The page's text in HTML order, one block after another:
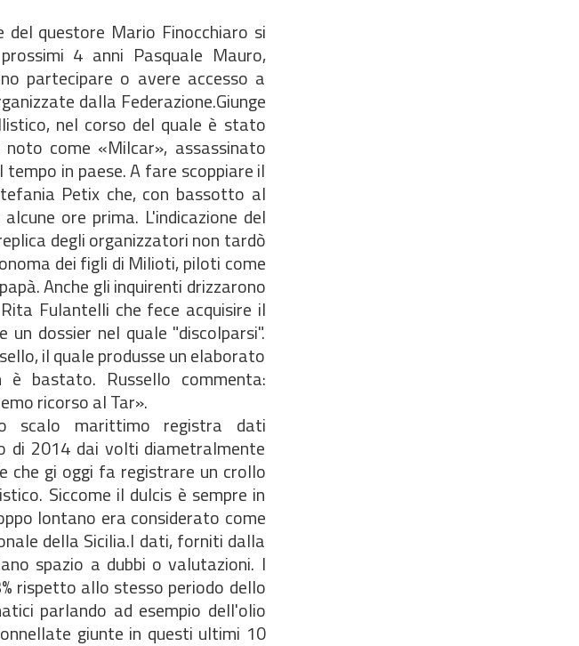
del questore Mario Finocchiaro si
4 anni Pasquale Mauro,
partecipare o avere accesso a
dalla Federazione.Giunge
nel corso del quale è stato
come «Milcar», assassinato
in paese. A fare scoppiare il
Petix che, con bassotto al
ore prima. L'indicazione del
degli organizzatori non tardò
dei figli di Milioti, piloti come
Anche gli inquirenti drizzarono
Fulantelli che fece acquisire il
dossier nel quale "discolparsi".
il quale produsse un elaborato
bastato. Russello commenta:
ricorso al Tar».
scalo marittimo registra dati
di 2014 dai volti diametralmente
gi oggi fa registrare un crollo
Siccome il dulcis è sempre in
lontano era considerato come
della Sicilia.I dati, forniti dalla
spazio a dubbi o valutazioni. I
rispetto allo stesso periodo dello
parlando ad esempio dell'olio
giunte in questi ultimi 10